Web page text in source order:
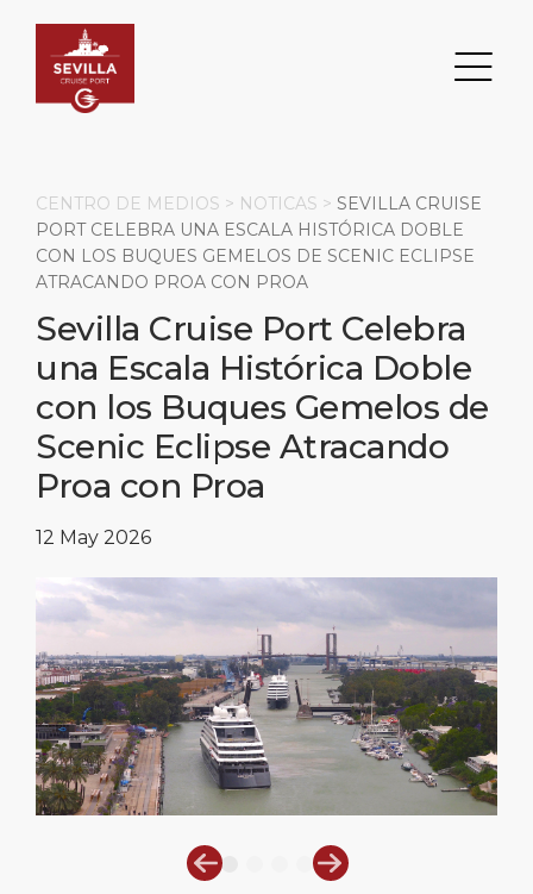
DESTINO
Principales Atracciones
Qué Comprar
Consejos especiales
Días Festivos
PUERTO
Información del Puerto
Servicios
Ubicación del puerto
TRANSPORTE
Transporte
Aparcamiento
ACERCA DE
Sobre Nosotros
Responsabilidad Social
Servicios para Empresas
Centro de Medios
Contacto
Buscar
PÁGINA PRINCIPAL
PUERTO
ACERCA DE
DESTINO
CENTRO DE MEDIOS > NOTICAS > SEVILLA CRUISE
PORT CELEBRA UNA ESCALA HISTÓRICA DOBLE
CON LOS BUQUES GEMELOS DE SCENIC ECLIPSE
ATRACANDO PROA CON PROA
Sevilla Cruise Port Celebra
una Escala Histórica Doble
con los Buques Gemelos de
Scenic Eclipse Atracando
Proa con Proa
12 May 2026